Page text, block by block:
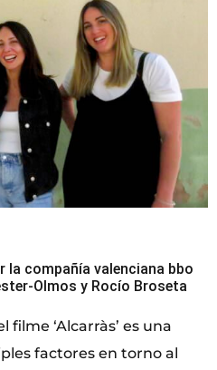
la compañía valenciana bbo
Olmos y Rocío Broseta
‘Alcarràs’ es una
factores en torno al